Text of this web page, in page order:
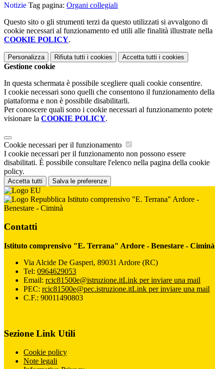
Notizie Tag pagina: Organi collegiali
Questo sito o gli strumenti terzi da questo utilizzati si avvalgono di
cookie necessari al funzionamento ed utili alle finalità illustrate nella
COOKIE POLICY.
Personalizza Rifiuta tutti i cookies Accetta tutti i cookies
Gestione cookie
In questa schermata è possibile scegliere quali cookie consentire.
I cookie necessari sono quelli che consentono il funzionamento della
piattaforma e non è possibile disabilitarli.
Per conoscere quali sono i cookie necessari al funzionamento potete
visionare la COOKIE POLICY.
Cookie necessari per il funzionamento
I cookie necessari per il funzionamento non possono essere
disabilitati. È possibile consultare l'elenco nella pagina della cookie
policy.
Accetta tutti Salva le preferenze
Istituto comprensivo "E. Terrana" Ardore -
Benestare - Ciminà
Contatti
Istituto comprensivo "E. Terrana" Ardore - Benestare - Ciminà
Via Alcide De Gasperi, 89031 Ardore (RC)
Tel: 0964629053
Email: rcic81500e@istruzione.itLink per inviare una mail
PEC: rcic81500e@pec.istruzione.itLink per inviare una mail
C.F.: 90011490803
Sezione Link Utili
Cookie policy
Note legali